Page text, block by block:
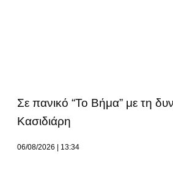
Σε πανικό “Το Βήμα” με τη
Κασιδιάρη
06/08/2026 13:34